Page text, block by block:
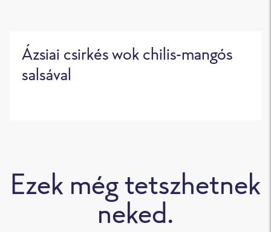
Ázsiai csirkés wok chilis-mangós
salsával
Ezek még tetszhetnek
neked.